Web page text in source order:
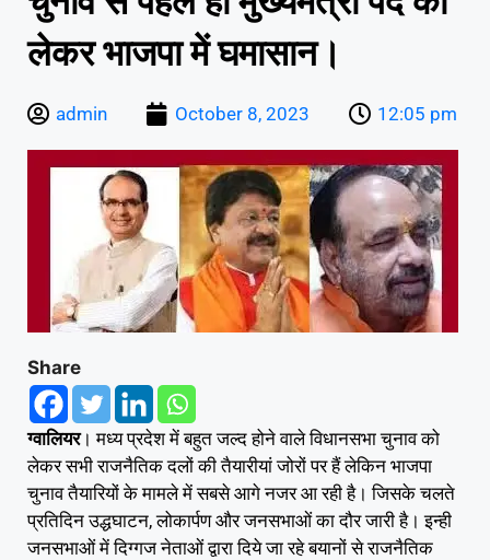
लेकर भाजपा में घमासान।
admin October 8, 2023 12:05 pm
Share
ग्वालियर। मध्य प्रदेश में बहुत जल्द होने वाले विधानसभा चुनाव को
लेकर सभी राजनैतिक दलों की तैयारीयां जोरों पर हैं लेकिन भाजपा
चुनाव तैयारियों के मामले में सबसे आगे नजर आ रही है। जिसके चलते
प्रतिदिन उद्धघाटन, लोकार्पण और जनसभाओं का दौर जारी है। इन्ही
जनसभाओं में दिग्गज नेताओं द्वारा दिये जा रहे बयानों से राजनैतिक